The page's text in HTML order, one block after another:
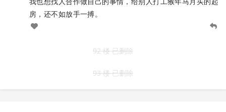
房，还不如放手一搏。
92 楼 已删除
93 楼 已删除